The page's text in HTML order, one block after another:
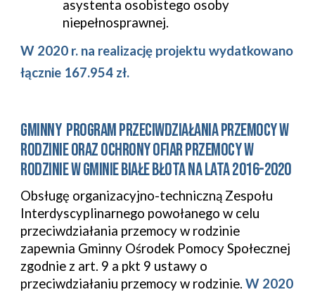
asystenta osobistego osoby
niepełnosprawnej.
W 2020 r. na realizację projektu wydatkowano
łącznie 167.954 zł.
GMINNY  Program Przeciwdziałania Przemocy w
Rodzinie oraz Ochrony Ofiar Przemocy w
Rodzinie w Gminie Białe Błota na lata 2016-2020
Obsługę organizacyjno-techniczną Zespołu
Interdyscyplinarnego powołanego w celu
przeciwdziałania przemocy w rodzinie
zapewnia Gminny Ośrodek Pomocy Społecznej
zgodnie z art. 9 a pkt 9 ustawy o
przeciwdziałaniu przemocy w rodzinie. W 2020